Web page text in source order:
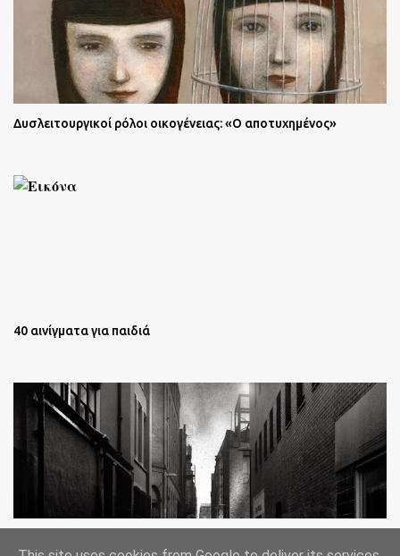
Δυσλειτουργικοί ρόλοι οικογένειας: «Ο αποτυχημένος»
40 αινίγματα για παιδιά